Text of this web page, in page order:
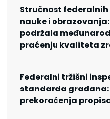
Stručnost federalnih
nauke i
podržala
praćenju kvaliteta
Federalni tržišni
standarda građana:
prekoračenja